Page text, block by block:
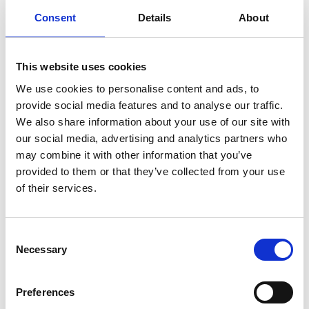
Consent Details About
This website uses cookies
We use cookies to personalise content and ads, to
provide social media features and to analyse our traffic.
We also share information about your use of our site with
our social media, advertising and analytics partners who
may combine it with other information that you’ve
provided to them or that they’ve collected from your use
of their services.
Selection
Necessary
Preferences
Konferera ochtävlai Mästarnas kamp
På Bjertorp slott finns ett flertal olikamöteslokaler
ch paketlösningar
för att passa storleken på
sällskapet och utformningen av konferensen. Välj
några av alla roliga aktiviteter
tmana chefen i
Mästarnas kamp eller Slaget om Bjertorps skatt. Vill ni
föreläsningar och säsongsbaserade aktiviteter.